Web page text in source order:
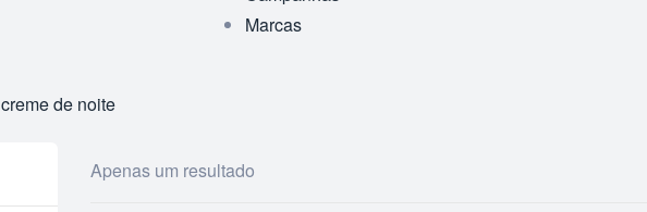
Marcas
creme de noite
Apenas um resultado